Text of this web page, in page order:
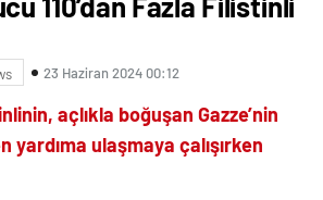
23 Haziran 2024 00:12
açlıkla boğuşan Gazze’nin
yardıma ulaşmaya çalışırken